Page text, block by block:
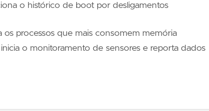
o histórico de boot por desligamentos
os processos que mais consomem memória
inicia o monitoramento de sensores e reporta dados